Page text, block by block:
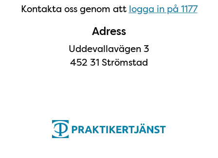
Kontakta oss genom att logga in på 1177
Adress
Uddevallavägen 3
452 31 Strömstad